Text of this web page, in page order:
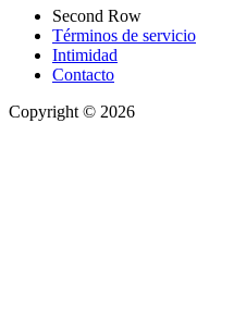
Second Row
Términos de servicio
Intimidad
Contacto
Copyright © 2026